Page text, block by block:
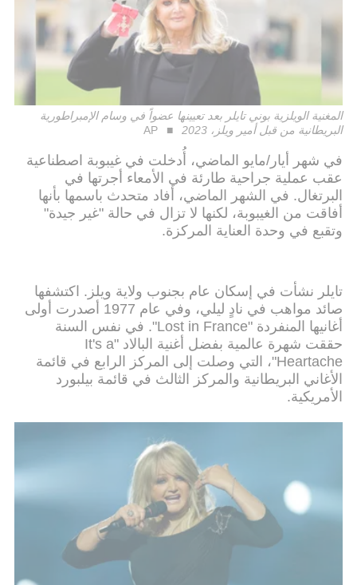
المغنية الويلزية بوني تايلر بعد تعيينها عضواً في وسام الإمبراطورية
البريطانية من قبل أمير ويلز، 2023
AP
في شهر أيار/مايو الماضي، أُدخلت في غيبوبة اصطناعية
عقب عملية جراحية طارئة في الأمعاء أجرتها في
البرتغال. في الشهر الماضي، أفاد متحدث باسمها بأنها
أفاقت من الغيبوبة، لكنها لا تزال في حالة "غير جيدة"
وتقبع في وحدة العناية المركزة.
تايلر نشأت في إسكان عام بجنوب ولاية ويلز. اكتشفها
صائد مواهب في نادٍ ليلي، وفي عام 1977 أصدرت أولى
أغانيها المنفردة "Lost in France". في نفس السنة
حققت شهرة عالمية بفضل أغنية البالاد "It's a
Heartache"، التي وصلت إلى المركز الرابع في قائمة
الأغاني البريطانية والمركز الثالث في قائمة بيلبورد
الأمريكية.